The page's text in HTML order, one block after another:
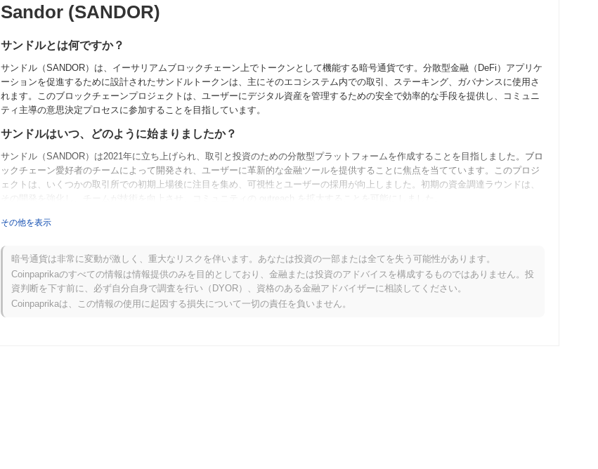
Sandor (SANDOR)
サンドルとは何ですか？
サンドル（SANDOR）は、イーサリアムブロックチェーン上でトークンとして機能する暗号通貨です。分散型金融（DeFi）アプリケ
ーションを促進するために設計されたサンドルトークンは、主にそのエコシステム内での取引、ステーキング、ガバナンスに使用さ
れます。このブロックチェーンプロジェクトは、ユーザーにデジタル資産を管理するための安全で効率的な手段を提供し、コミュニ
ティ主導の意思決定プロセスに参加することを目指しています。
サンドルはいつ、どのように始まりましたか？
サンドル（SANDOR）は2021年に立ち上げられ、取引と投資のための分散型プラットフォームを作成することを目指しました。ブロ
ックチェーン愛好者のチームによって開発され、ユーザーに革新的な金融ツールを提供することに焦点を当てています。このプロジ
ェクトは、いくつかの取引所での初期上場後に注目を集め、可視性とユーザーの採用が向上しました。初期の資金調達ラウンドは、
その開発を強化し、チームが技術を向上させ、コミュニティの outreach を拡大することを可能にしました。
サンドルの今後はどうなりますか？
サンドル（SANDOR）は、スマートコントラクト機能を強化し、取引速度を改善する次の大規模アップグレードに向けて準備を進め
ています。今後の機能には、エコシステム内でのユーティリティを拡大することを目指した分散型金融（DeFi）ツールの統合が含ま
れています。さらに、コミュニティはコラボレーションを促進し、将来の開発に向けたフィードバックを集めるための一連のエンゲ
ージメントイベントを開催する計画です。サンドルが進化するにつれて、ユーザーフレンドリーなアプリケーションと広範な採用戦
略に焦点を当て、市場での地位を固めることを目指しています。
その他を表示
暗号通貨は非常に変動が激しく、重大なリスクを伴います。あなたは投資の一部または全てを失う可能性があります。
Coinpaprikaのすべての情報は情報提供のみを目的としており、金融または投資のアドバイスを構成するものではありません。投
資判断を下す前に、必ず自分自身で調査を行い（DYOR）、資格のある金融アドバイザーに相談してください。
Coinpaprikaは、この情報の使用に起因する損失について一切の責任を負いません。